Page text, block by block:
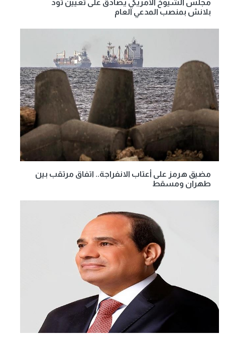
مجلس الشيوخ الأمريكي يصادق على تعيين تود
بلانش بمنصب المدعي العام
مضيق هرمز على أعتاب الانفراجة.. اتفاق مرتقب بين
طهران ومسقط